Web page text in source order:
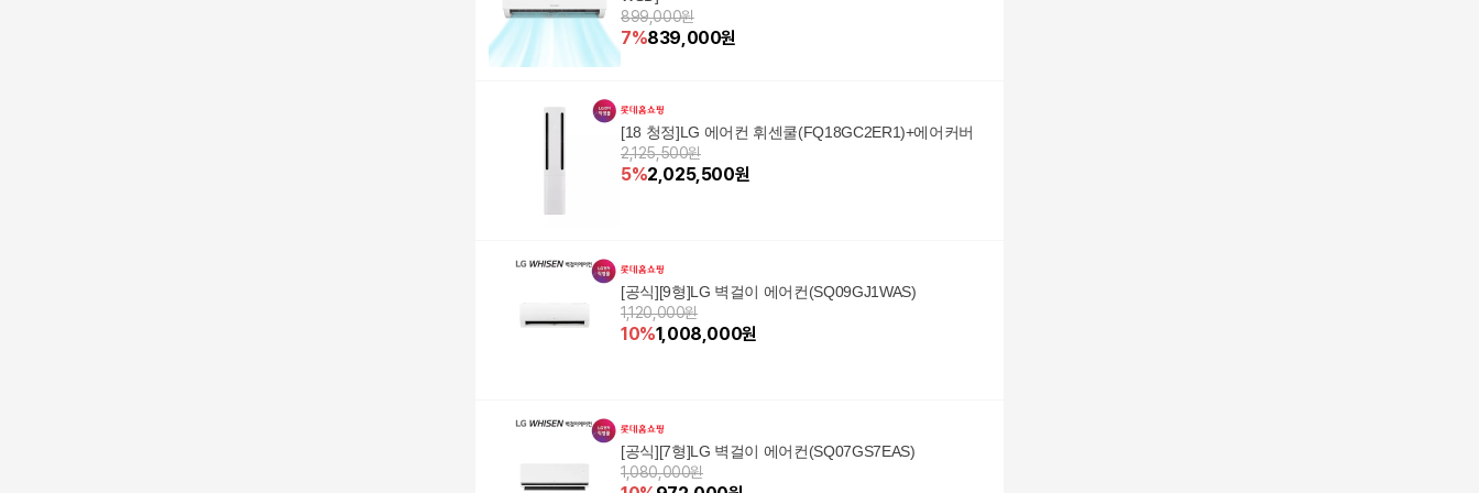
899,000원
7%839,000원
[18 청정]LG 에어컨 휘센쿨(FQ18GC2ER1)+에어커버
2,125,500원
5%2,025,500원
[공식][9형]LG 벽걸이 에어컨(SQ09GJ1WAS)
1,120,000원
10%1,008,000원
[공식][7형]LG 벽걸이 에어컨(SQ07GS7EAS)
1,080,000원